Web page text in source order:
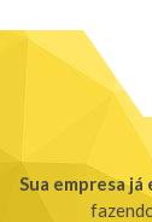
Sua empresa já